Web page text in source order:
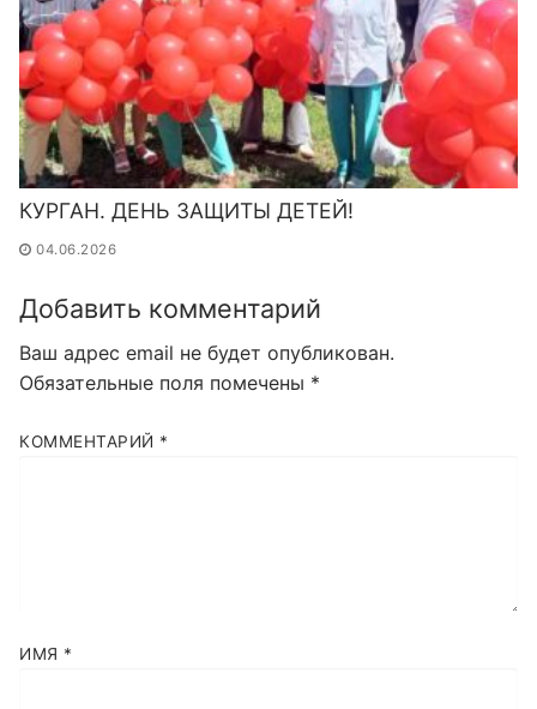
КУРГАН. ДЕНЬ ЗАЩИТЫ ДЕТЕЙ!
04.06.2026
Добавить комментарий
Ваш адрес email не будет опубликован.
Обязательные поля помечены *
КОММЕНТАРИЙ *
ИМЯ *